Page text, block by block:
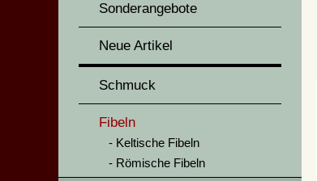
Sonderangebote
Neue Artikel
Schmuck
Fibeln
Keltische Fibeln
Römische Fibeln